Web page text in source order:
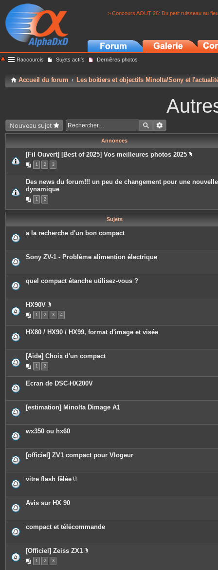
> Concours AOUT 26: Du petit ruisseau au
Raccourcis Sujets actifs Dernières photos
Accueil du forum Les boitiers et objectifs Minolta/Sony et
Nouveau sujet
Annonces
[Fil Ouvert] [Best of 2025] Vos meilleures photos 2025
c
e
n
1 2 3
Des news du forum!!! un peu de changement pour une nouvelle
dynamique
1 2
Sujets
a la recherche d'un bon compact
Sony ZV-1 - Probléme alimention électrique
quel compact étanche utilisez-vous ?
HX90V
P
c
e
o
i
1 2 3 4
HX80 / HX90 / HX99, format d'image et visée
[Aide] Choix d'un compact
1 2
Ecran de DSC-HX200V
[estimation] Minolta Dimage A1
wx350 ou hx60
[officiel] ZV1 compact pour Vlogeur
vitre flash fêlée
è
j
o
i
t
e
s
Avis sur HX 90
compact et télécommande
[Officiel] Zeiss ZX1
1 2 3